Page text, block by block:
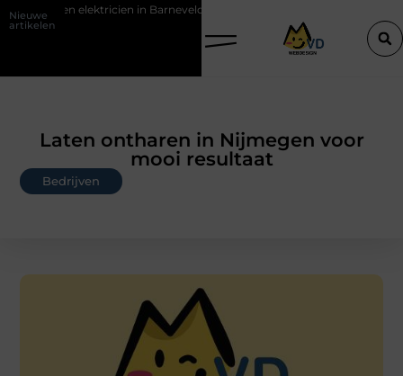
Nieuwe
artikelen
in Barneveld De Perfecte Gids voor Vloerbedekking in
Laten ontharen in Nijmegen voor
mooi resultaat
Bedrijven